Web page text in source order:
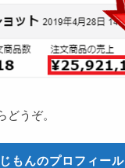
どうぞ。
もんのプロフィール